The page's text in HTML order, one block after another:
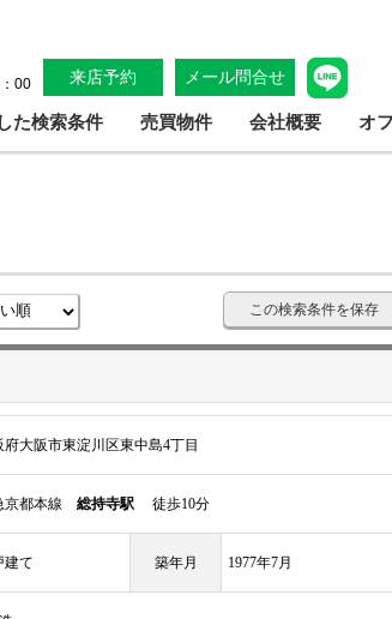
00
来店予約 メール問合せ
た検索条件 売買物件 会社概要 オ
この検索条件を保存
府大阪市東淀川区東中島4丁目
京都本線 総持寺駅 徒歩10分
建て 築年月 1977年7月